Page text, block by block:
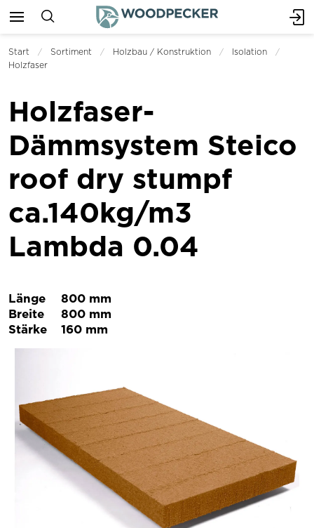
Start Sortiment Holzbau / Konstruktion
Isolation
Holzfaser
Holzfaser-
Dämmsystem Steico
roof dry stumpf
ca.140kg/m3
Lambda 0.04
Länge
800 mm
Breite
800 mm
Stärke
160 mm